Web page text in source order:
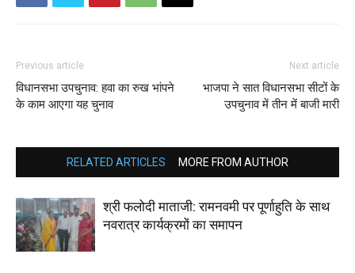
Previous article
विधानसभा उपचुनाव: हवा का रुख भांपने
के काम आएगा यह चुनाव
Next article
भाजपा ने सात विधानसभा सीटों के
उपचुनाव में तीन में बाजी मारी
RELATED ARTICLES MORE FROM AUTHOR
श्री फलोदी माताजी: रामनवमी पर पूर्णाहुति के साथ
नवरात्र कार्यक्रमों का समापन